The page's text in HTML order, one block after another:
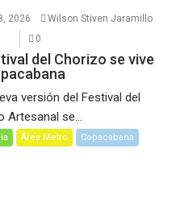
2026
Wilson Stiven Jaramillo
0
del Chorizo se vive
versión del Festival del
Artesanal se...
Área Metro Copacabana